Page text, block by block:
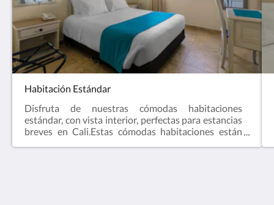
Habitación Estándar
Disfruta de nuestras cómodas habitaciones
estándar, con vista interior, perfectas para estancias
breves en Cali.Estas cómodas habitaciones están